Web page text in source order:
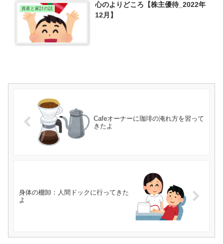
資産と家計の話
心のよりどころ【株主優待_2022年
12月】
Cafeオーナーに珈琲の淹れ方を習って
きたよ
身体の棚卸：人間ドックに行ってきた
よ